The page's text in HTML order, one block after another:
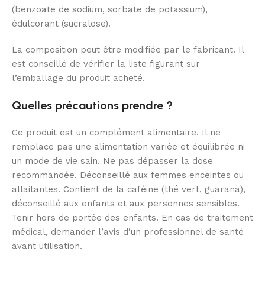
(benzoate de sodium, sorbate de potassium),
édulcorant (sucralose).
La composition peut être modifiée par le fabricant. Il
est conseillé de vérifier la liste figurant sur
l’emballage du produit acheté.
Quelles précautions prendre ?
Ce produit est un complément alimentaire. Il ne
remplace pas une alimentation variée et équilibrée ni
un mode de vie sain. Ne pas dépasser la dose
recommandée. Déconseillé aux femmes enceintes ou
allaitantes. Contient de la caféine (thé vert, guarana),
déconseillé aux enfants et aux personnes sensibles.
Tenir hors de portée des enfants. En cas de traitement
médical, demander l’avis d’un professionnel de santé
avant utilisation.